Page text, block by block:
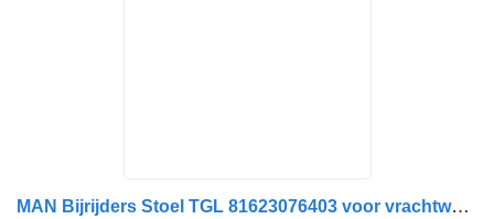
MAN Bijrijders Stoel TGL 81623076403 voor vrachtwagen